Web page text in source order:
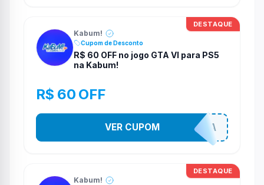
DESTAQUE
Kabum!
Cupom de Desconto
R$ 60 OFF no jogo GTA VI para PS5
na Kabum!
R$ 60 OFF
GRANDNINJA
VER CUPOM
DESTAQUE
Kabum!